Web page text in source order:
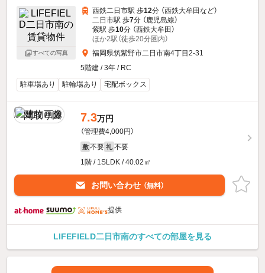
すべての写真
西鉄二日市駅 歩12分 （西鉄大牟田など）
二日市駅 歩7分 （鹿児島線）
紫駅 歩10分 （西鉄大牟田）
ほか2駅（徒歩20分圏内）
福岡県筑紫野市二日市南4丁目2-31
5階建 / 3年 / RC
駐車場あり
駐輪場あり 宅配ボックス
7.3万円
（管理費4,000円）
敷 不要 礼 不要
1階 / 1SLDK / 40.02㎡
お問い合わせ （無料）
提供
LIFEFIELD二日市南のすべての部屋を見る